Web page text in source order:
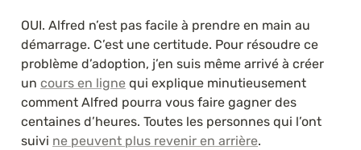
OUI. Alfred n’est pas facile à prendre en main au
démarrage. C’est une certitude. Pour résoudre ce
problème d’adoption, j’en suis même arrivé à créer
un cours en ligne qui explique minutieusement
comment Alfred pourra vous faire gagner des
centaines d’heures. Toutes les personnes qui l’ont
suivi ne peuvent plus revenir en arrière.